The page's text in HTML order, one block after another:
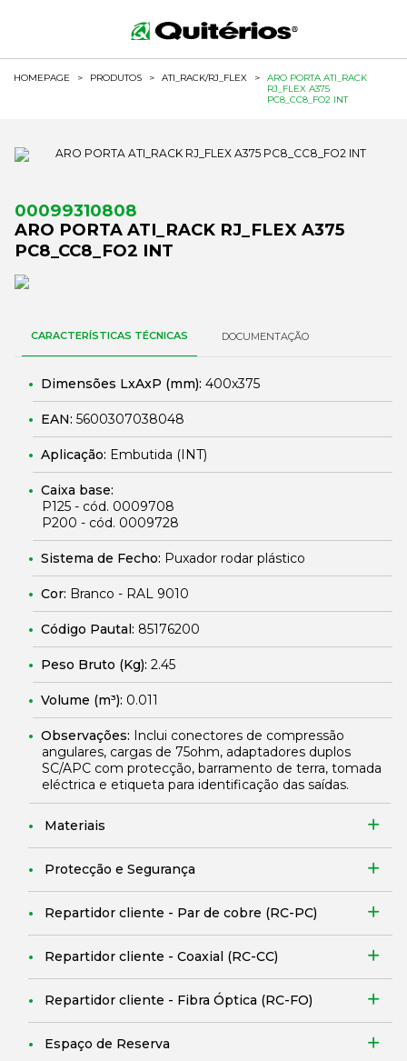
HOMEPAGE > PRODUTOS > ATI_RACK/RJ_FLEX >
ARO PORTA ATI_RACK
RJ_FLEX A375
PC8_CC8_FO2 INT
00099310808
ARO PORTA ATI_RACK RJ_FLEX A375
PC8_CC8_FO2 INT
CARACTERÍSTICAS TÉCNICAS DOCUMENTAÇÃO
Dimensões LxAxP (mm): 400x375
EAN: 5600307038048
Aplicação: Embutida (INT)
Caixa base:
P125 - cód. 0009708
P200 - cód. 0009728
Sistema de Fecho: Puxador rodar plástico
Cor: Branco - RAL 9010
Código Pautal: 85176200
Peso Bruto (Kg): 2.45
Volume (m³): 0.011
Observações: Inclui conectores de compressão
angulares, cargas de 75ohm, adaptadores duplos
SC/APC com protecção, barramento de terra, tomada
eléctrica e etiqueta para identificação das saídas.
Materiais
Protecção e Segurança
Repartidor cliente - Par de cobre (RC-PC)
Repartidor cliente - Coaxial (RC-CC)
Repartidor cliente - Fibra Óptica (RC-FO)
Espaço de Reserva